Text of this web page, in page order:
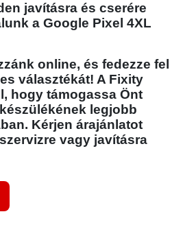
javításra és cserére
a Google Pixel 4XL
online, és fedezze fel
választékát! A Fixity
hogy támogassa Önt
legjobb
Kérjen árajánlatot
vagy javításra